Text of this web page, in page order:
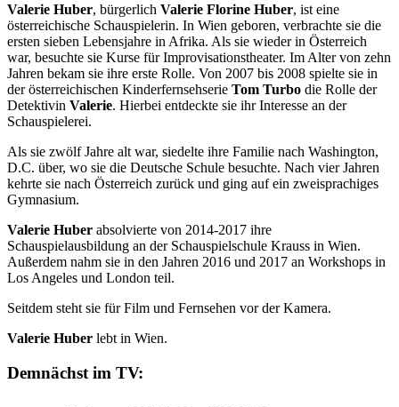
Valerie Huber, bürgerlich Valerie Florine Huber, ist eine
österreichische Schauspielerin. In Wien geboren, verbrachte sie die
ersten sieben Lebensjahre in Afrika. Als sie wieder in Österreich
war, besuchte sie Kurse für Improvisationstheater. Im Alter von zehn
Jahren bekam sie ihre erste Rolle. Von 2007 bis 2008 spielte sie in
der österreichischen Kinderfernsehserie Tom Turbo die Rolle der
Detektivin Valerie. Hierbei entdeckte sie ihr Interesse an der
Schauspielerei.
Als sie zwölf Jahre alt war, siedelte ihre Familie nach Washington,
D.C. über, wo sie die Deutsche Schule besuchte. Nach vier Jahren
kehrte sie nach Österreich zurück und ging auf ein zweisprachiges
Gymnasium.
Valerie Huber absolvierte von 2014-2017 ihre
Schauspielausbildung an der Schauspielschule Krauss in Wien.
Außerdem nahm sie in den Jahren 2016 und 2017 an Workshops in
Los Angeles und London teil.
Seitdem steht sie für Film und Fernsehen vor der Kamera.
Valerie Huber lebt in Wien.
Demnächst im TV: